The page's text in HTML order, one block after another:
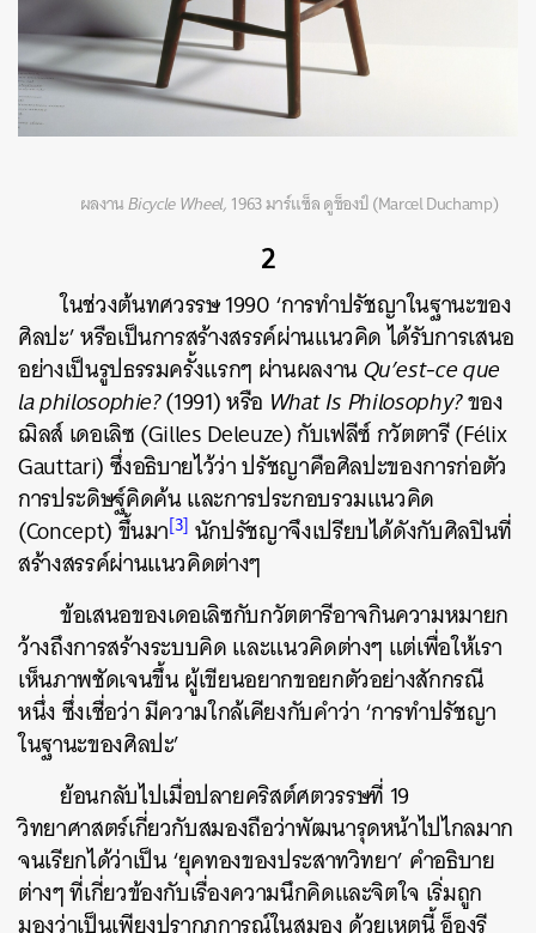
ผลงานBicycle Wheel, 1963 มาร์แซ็ล ดูช็องป์ (Marcel Duchamp)
2
ในช่วงต้นทศวรรษ 1990 ‘การทำปรัชญาในฐานะของ
ศิลปะ’ หรือเป็นการสร้างสรรค์ผ่านแนวคิด ได้รับการเสนอ
อย่างเป็นรูปธรรมครั้งแรกๆ ผ่านผลงานQu’est-ce que
la philosophie?(1991) หรือ What Is Philosophy?ของ
ฌิลส์ เดอเลิซ (Gilles Deleuze) กับเฟลีซ์ กวัตตารี (Félix
Gauttari) ซึ่งอธิบายไว้ว่า ปรัชญาคือศิลปะของการก่อตัว
การประดิษฐ์คิดค้น และการประกอบรวมแนวคิด
(Concept) ขึ้นมา[3] นักปรัชญาจึงเปรียบได้ดังกับศิลปินที่
สร้างสรรค์ผ่านแนวคิดต่างๆ
ข้อเสนอของเดอเลิซกับกวัตตารีอาจกินความหมายก
ว้างถึงการสร้างระบบคิด และแนวคิดต่างๆ แต่เพื่อให้เรา
เห็นภาพชัดเจนขึ้น ผู้เขียนอยากขอยกตัวอย่างสักกรณี
หนึ่ง ซึ่งเชื่อว่า มีความใกล้เคียงกับคำว่า ‘การทำปรัชญา
ในฐานะของศิลปะ’
ย้อนกลับไปเมื่อปลายคริสต์ศตวรรษที่ 19
วิทยาศาสตร์เกี่ยวกับสมองถือว่าพัฒนารุดหน้าไปไกลมาก
จนเรียกได้ว่าเป็น ‘ยุคทองของประสาทวิทยา’ คำอธิบาย
ต่างๆ ที่เกี่ยวข้องกับเรื่องความนึกคิดและจิตใจ เริ่มถูก
มองว่าเป็นเพียงปรากฏการณ์ในสมอง ด้วยเหตุนี้ อ็องรี
SHARE TWEET LINE EMAIL